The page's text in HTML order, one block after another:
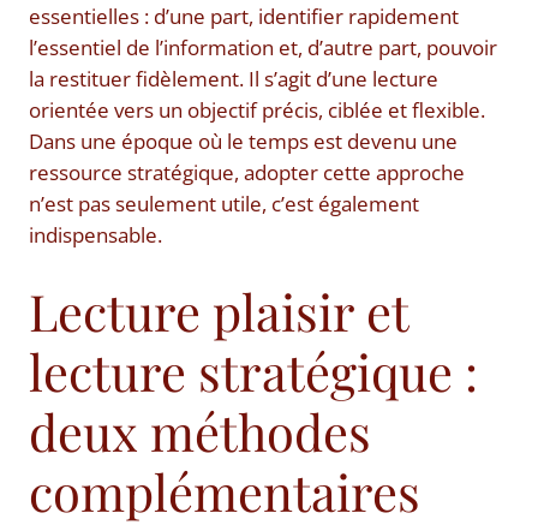
essentielles : d’une part, identifier rapidement
l’essentiel de l’information et, d’autre part, pouvoir
la restituer fidèlement. Il s’agit d’une lecture
orientée vers un objectif précis, ciblée et flexible.
Dans une époque où le temps est devenu une
ressource stratégique, adopter cette approche
n’est pas seulement utile, c’est également
indispensable.
Lecture plaisir et
lecture stratégique :
deux méthodes
complémentaires